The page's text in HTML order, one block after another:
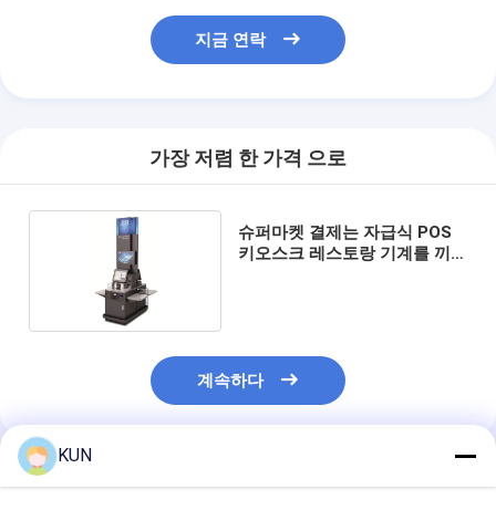
지금 연락
가장 저렴 한 가격 으로
슈퍼마켓 결제는 자급식 POS
키오스크 레스토랑 기계를 끼
계속하다
추천된 제품
KUN